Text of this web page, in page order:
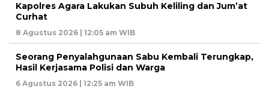
Kapolres Agara Lakukan Subuh Keliling dan Jum’at
Curhat
8 Agustus 2026 | 12:05 am WIB
Seorang Penyalahgunaan Sabu Kembali Terungkap,
Hasil Kerjasama Polisi dan Warga
6 Agustus 2026 | 12:25 am WIB